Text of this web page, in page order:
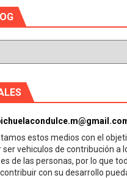
estos medios con el
ser vehiculos de contribución a
de las personas, por lo que
con su desarrollo